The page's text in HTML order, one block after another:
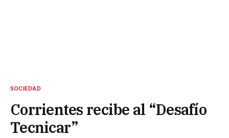
SOCIEDAD
Corrientes recibe al “Desafío
Tecnicar”